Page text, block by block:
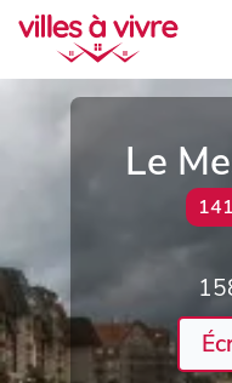
Le